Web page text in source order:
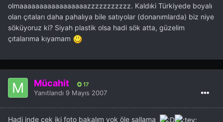
olmaaaaaaaaaaaaaaaaazzzzzzzzzzz. Kaldıki Türkiyede boyalı
olan çıtaları daha pahalıya bile satıyolar (donanımlarda) biz niye
söküyoruz ki? Siyah plastik olsa hadi sök atta, güzelim
çıtalarıma kıyamam
Mücahit 17
Yanıtlandı 9 Mayıs 2007
Hadi inde çek iki foto bakalım yok öle sallama